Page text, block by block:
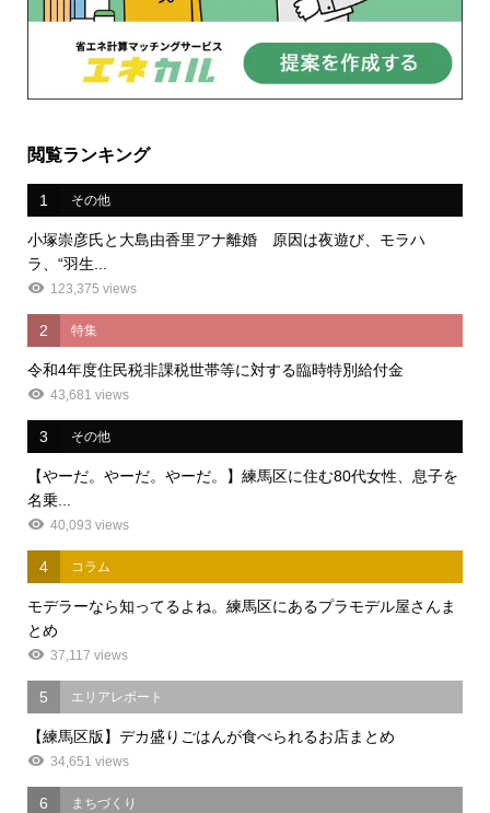
閲覧ランキング
1 その他
小塚崇彦氏と大島由香里アナ離婚 原因は夜遊び、モラハ
ラ、“羽生...
123,375 views
2 特集
令和4年度住民税非課税世帯等に対する臨時特別給付金
43,681 views
3 その他
【やーだ。やーだ。やーだ。】練馬区に住む80代女性、息子を
名乗...
40,093 views
4 コラム
モデラーなら知ってるよね。練馬区にあるプラモデル屋さんま
とめ
37,117 views
5 エリアレポート
【練馬区版】デカ盛りごはんが食べられるお店まとめ
34,651 views
6 まちづくり